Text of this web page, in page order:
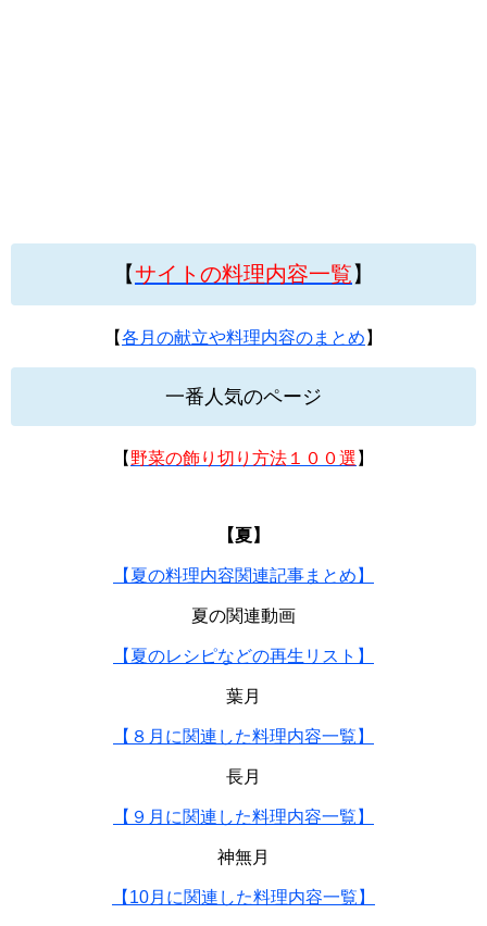
【サイトの料理内容一覧】
【各月の献立や料理内容のまとめ 】
一番人気のページ
【 野菜の飾り切り方法１００選 】
【夏】
【夏の料理内容関連記事まとめ】
夏の関連動画
【夏のレシピなどの再生リスト】
葉月
【８月に関連した料理内容一覧】
長月
【９月に関連した料理内容一覧】
神無月
【10月に関連した料理内容一覧】